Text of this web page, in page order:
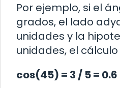
Por ejemplo, si el
grados, el lado
unidades y la
unidades, el
cos(45) = 3 / 5 = 0.6